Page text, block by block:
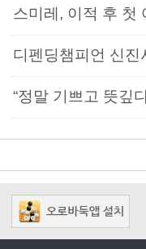
스미레, 이적 후 첫
디펜딩챔피언 신진
“정말 기쁘고 뜻깊